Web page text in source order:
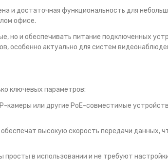
и достаточная функциональность для
офисе.
но и обеспечивать питание подключенных
особенно актуально для систем
ключевых параметров:
камеры или другие PoE-совместимые
высокую скорость передачи данных,
просты в использовании и не требуют